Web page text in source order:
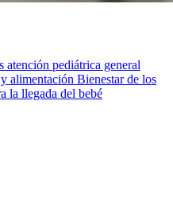
atención pediátrica general
alimentación Bienestar de los
la llegada del bebé